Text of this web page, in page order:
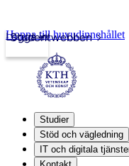
Studentwebben
Logga in
Hoppa till huvudinnehållet
Studier
Stöd och vägledning
IT och digitala